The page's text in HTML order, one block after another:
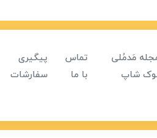
مَدمُلی
شاپ
تماس
با ما
پیگیری
سفارشات